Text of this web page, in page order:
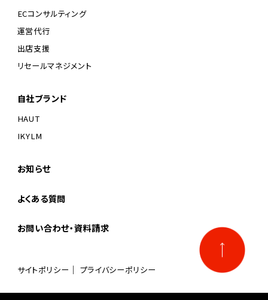
ECコンサルティング
運営代行
出店支援
リセールマネジメント
自社ブランド
HAUT
IKYLM
お知らせ
よくある質問
お問い合わせ・資料請求
サイトポリシー プライバシーポリシー